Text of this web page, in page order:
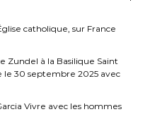
catholique, sur France
Zundel à la Basilique Saint
30 septembre 2025 avec
Vivre avec les hommes